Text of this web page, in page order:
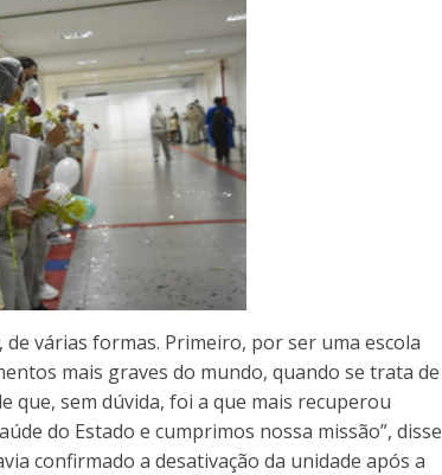
várias formas. Primeiro, por ser uma escola
mais graves do mundo, quando se trata de
que, sem dúvida, foi a que mais recuperou
do Estado e cumprimos nossa missão”, disse
confirmado a desativação da unidade após a